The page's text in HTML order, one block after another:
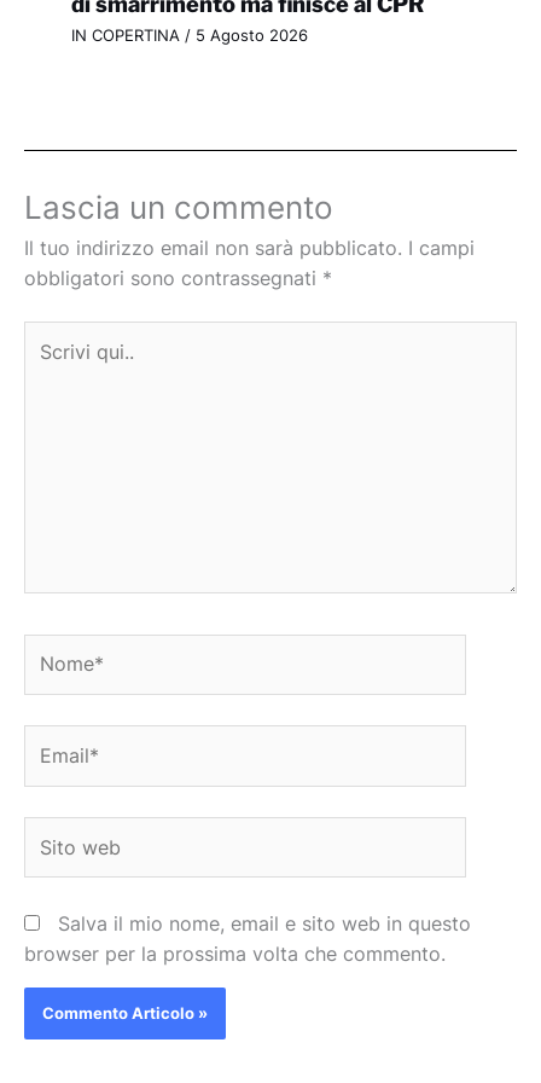
IN COPERTINA/ 5 Agosto 2026
Lascia un commento
Il tuo indirizzo email non sarà pubblicato. I campi
obbligatori sono contrassegnati *
qui..
web
Salva il mio nome, email e sito web in questo
browser per la prossima volta che commento.